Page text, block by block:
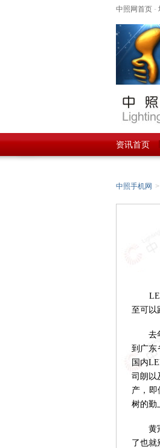
中照网首页 -
资讯首页
中照手机网 >
至可以
去年
到广东
国内
司朗以
产，即
树的勤
黄冠
了也就